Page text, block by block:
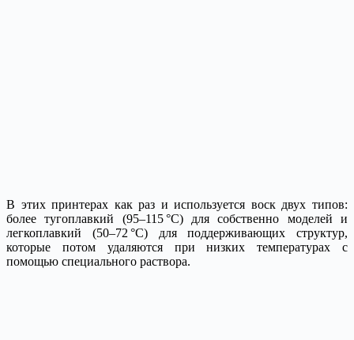
В этих принтерах как раз и используется воск двух типов:
более тугоплавкий (95–115 °С) для собственно моделей и
легкоплавкий (50–72 °С) для поддерживающих структур,
которые потом удаляются при низких температурах с
помощью специального раствора.